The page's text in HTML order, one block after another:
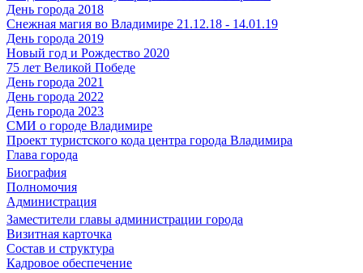
День города 2018
Снежная магия во Владимире 21.12.18 - 14.01.19
День города 2019
Новый год и Рождество 2020
75 лет Великой Победе
День города 2021
День города 2022
День города 2023
СМИ о городе Владимире
Проект туристского кода центра города Владимира
Глава города
Биография
Полномочия
Администрация
Заместители главы администрации города
Визитная карточка
Состав и структура
Кадровое обеспечение